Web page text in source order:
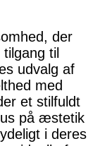
der
til
udvalg af
med
et stilfuldt
på æstetik
i deres